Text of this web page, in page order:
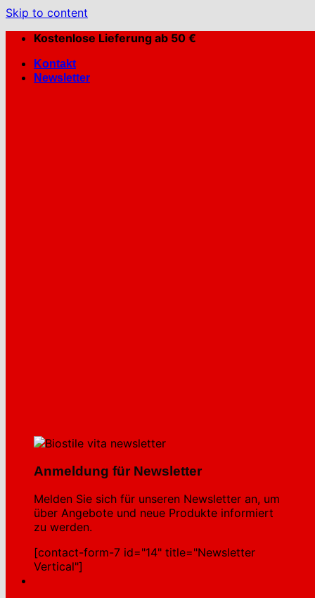
Skip to content
Kostenlose Lieferung ab 50 €
Kontakt
Newsletter
Anmeldung für Newsletter
Melden Sie sich für unseren Newsletter an, um
über Angebote und neue Produkte informiert
zu werden.
[contact-form-7 id="14" title="Newsletter
Vertical"]